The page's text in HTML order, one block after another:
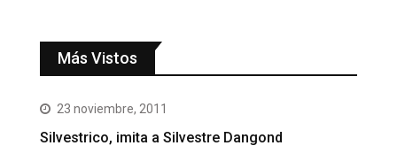
Más Vistos
23 noviembre, 2011
Silvestrico, imita a Silvestre Dangond